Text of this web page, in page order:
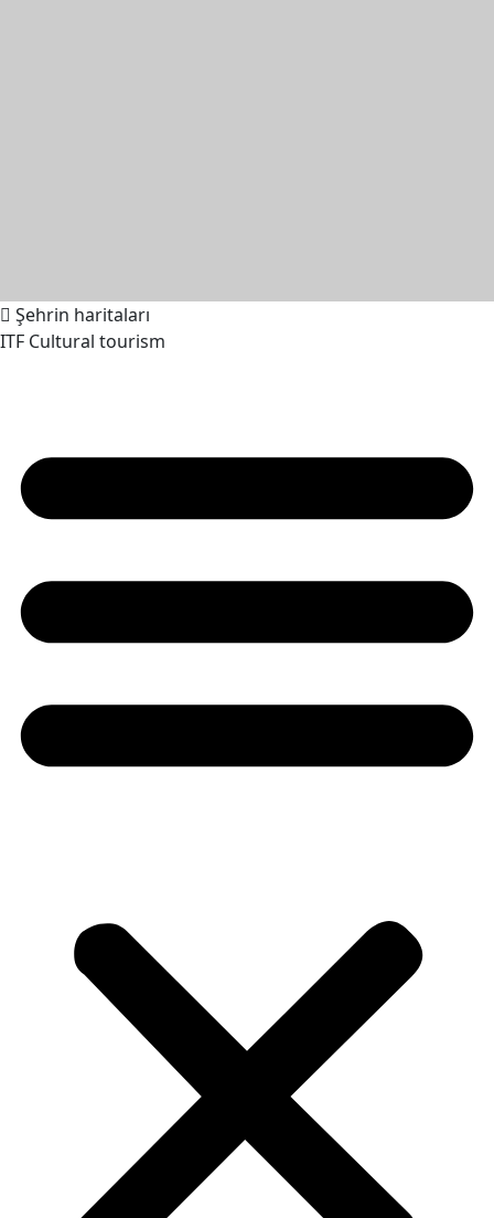
Şehrin haritaları
ITF Cultural tourism